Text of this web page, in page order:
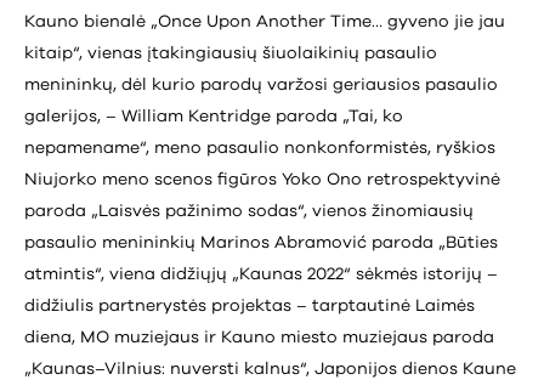
Kauno bienalė „Once Upon Another Time… gyveno jie jau
kitaip“, vienas įtakingiausių šiuolaikinių pasaulio
menininkų, dėl kurio parodų varžosi geriausios pasaulio
galerijos, – William Kentridge paroda „Tai, ko
nepamename“, meno pasaulio nonkonformistės, ryškios
Niujorko meno scenos figūros Yoko Ono retrospektyvinė
paroda „Laisvės pažinimo sodas“, vienos žinomiausių
pasaulio menininkių Marinos Abramović paroda „Būties
atmintis“, viena didžiųjų „Kaunas 2022“ sėkmės istorijų –
didžiulis partnerystės projektas – tarptautinė Laimės
diena, MO muziejaus ir Kauno miesto muziejaus paroda
„Kaunas–Vilnius: nuversti kalnus“, Japonijos dienos Kaune